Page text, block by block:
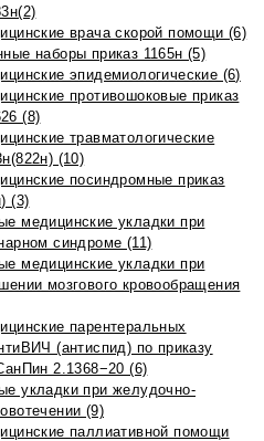
врача скорой помощи (6)
наборы приказ 1165н (5)
эпидемиологические (6)
противошоковые приказ
(8)
травматологические
(10)
посиндромные приказ
(3)
медицинские укладки при
синдроме (11)
медицинские укладки при
мозгового кровообращения
парентеральных
(антиспид) по приказу
2.1368−20 (6)
укладки при желудочно-
(9)
паллиативной помощи